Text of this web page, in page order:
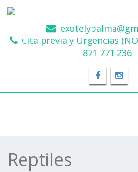
Cita previa y Urgencias (NO
871 771 236
Reptiles